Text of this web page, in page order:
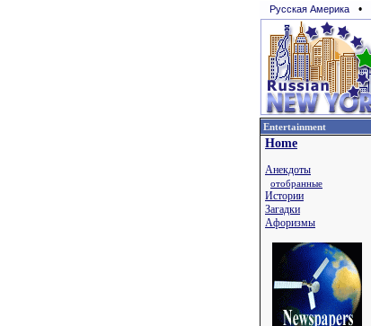
Русская Америка •
Entertainment
Home
Анекдоты
отобранные
Истории
Загадки
Афоризмы